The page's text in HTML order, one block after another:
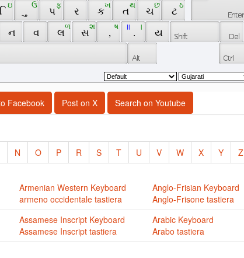
િ
ઇ ઉ
પ
ફ
ર ક
ખ
ત
થ
ચ
છ
ટ
ઠ
ન વ લ
ળ
સ
શ
,
ષ
.
।
॥
ય
Facebook Post on X Search on Youtube
N O P R S T U V W X Y Z
Armenian Western Keyboard
armeno occidentale tastiera
Anglo-Frisian Keyboard
Anglo-Frisone tastiera
Assamese Inscript Keyboard
Assamese Inscript tastiera
Arabic Keyboard
Arabo tastiera